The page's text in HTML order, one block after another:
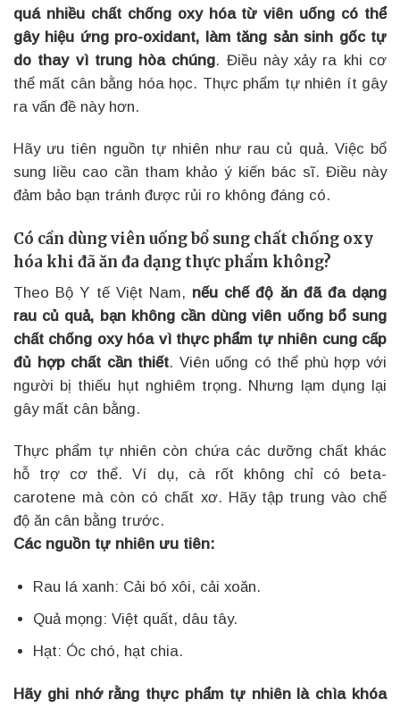
quá nhiều chất chống oxy hóa từ viên uống có thể
gây hiệu ứng pro-oxidant, làm tăng sản sinh gốc tự
do thay vì trung hòa chúng. Điều này xảy ra khi cơ
thể mất cân bằng hóa học. Thực phẩm tự nhiên ít gây
ra vấn đề này hơn.
Hãy ưu tiên nguồn tự nhiên như rau củ quả. Việc bổ
sung liều cao cần tham khảo ý kiến bác sĩ. Điều này
đảm bảo bạn tránh được rủi ro không đáng có.
Có cần dùng viên uống bổ sung chất chống oxy
hóa khi đã ăn đa dạng thực phẩm không?
Theo Bộ Y tế Việt Nam, nếu chế độ ăn đã đa dạng
rau củ quả, bạn không cần dùng viên uống bổ sung
chất chống oxy hóa vì thực phẩm tự nhiên cung cấp
đủ hợp chất cần thiết. Viên uống có thể phù hợp với
người bị thiếu hụt nghiêm trọng. Nhưng lạm dụng lại
gây mất cân bằng.
Thực phẩm tự nhiên còn chứa các dưỡng chất khác
hỗ trợ cơ thể. Ví dụ, cà rốt không chỉ có beta-
carotene mà còn có chất xơ. Hãy tập trung vào chế
độ ăn cân bằng trước.
Các nguồn tự nhiên ưu tiên:
Rau lá xanh: Cải bó xôi, cải xoăn.
Quả mọng: Việt quất, dâu tây.
Hạt: Óc chó, hạt chia.
Hãy ghi nhớ rằng thực phẩm tự nhiên là chìa khóa